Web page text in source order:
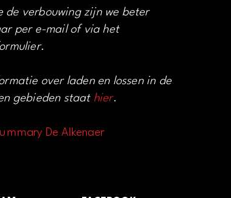
de verbouwing zijn we beter
per e-mail of via het
over laden en lossen in de
gebieden staat hier.
De Alkenaer